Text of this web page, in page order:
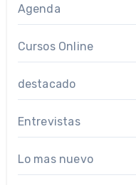
Agenda
Cursos Online
destacado
Entrevistas
Lo mas nuevo